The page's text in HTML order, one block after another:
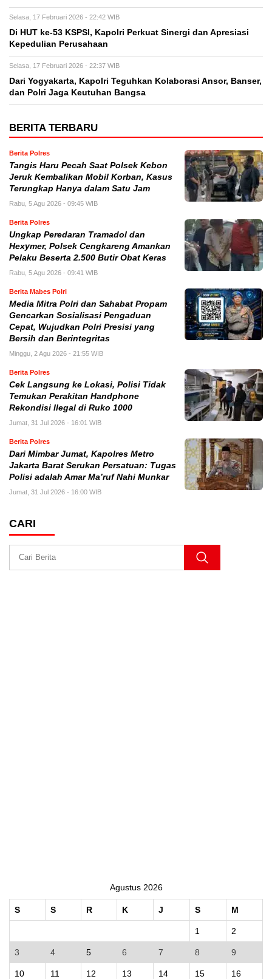
Selasa, 17 Februari 2026 - 22:42 WIB
Di HUT ke-53 KSPSI, Kapolri Perkuat Sinergi dan Apresiasi
Kepedulian Perusahaan
Selasa, 17 Februari 2026 - 22:37 WIB
Dari Yogyakarta, Kapolri Teguhkan Kolaborasi Ansor, Banser,
dan Polri Jaga Keutuhan Bangsa
BERITA TERBARU
Berita Polres
Tangis Haru Pecah Saat Polsek Kebon
Jeruk Kembalikan Mobil Korban, Kasus
Terungkap Hanya dalam Satu Jam
Rabu, 5 Agu 2026 - 09:45 WIB
Berita Polres
Ungkap Peredaran Tramadol dan
Hexymer, Polsek Cengkareng Amankan
Pelaku Beserta 2.500 Butir Obat Keras
Rabu, 5 Agu 2026 - 09:41 WIB
Berita Mabes Polri
Media Mitra Polri dan Sahabat Propam
Gencarkan Sosialisasi Pengaduan
Cepat, Wujudkan Polri Presisi yang
Bersih dan Berintegritas
Minggu, 2 Agu 2026 - 21:55 WIB
Berita Polres
Cek Langsung ke Lokasi, Polisi Tidak
Temukan Perakitan Handphone
Rekondisi Ilegal di Ruko 1000
Jumat, 31 Jul 2026 - 16:01 WIB
Berita Polres
Dari Mimbar Jumat, Kapolres Metro
Jakarta Barat Serukan Persatuan: Tugas
Polisi adalah Amar Ma’ruf Nahi Munkar
Jumat, 31 Jul 2026 - 16:00 WIB
CARI
Agustus 2026
S S R K J S M
1 2
3 4 5 6 7 8 9
10 11 12 13 14 15 16